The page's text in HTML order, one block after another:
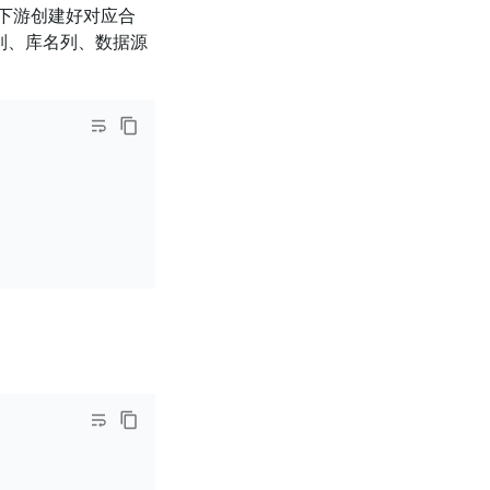
游创建好对应合
、库名列、数据源